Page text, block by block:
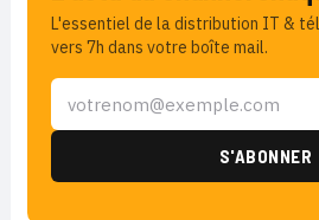
L'essentiel de la distribution IT &
vers 7h dans votre boîte mail.